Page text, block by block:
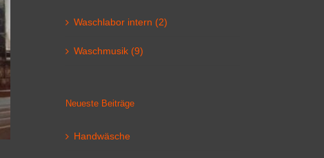
Waschlabor intern (2)
Waschmusik (9)
Neueste Beiträge
Handwäsche